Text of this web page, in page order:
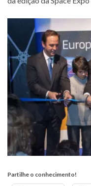
Partilhe o conhecimento!